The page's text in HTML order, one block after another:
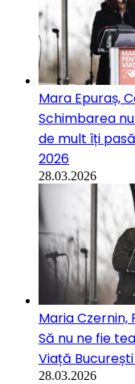
Mara Epuraș,
Schimbarea
de mult îți
2026
28.03.2026
Maria Czernin,
Să nu ne fie
Viață
28.03.2026